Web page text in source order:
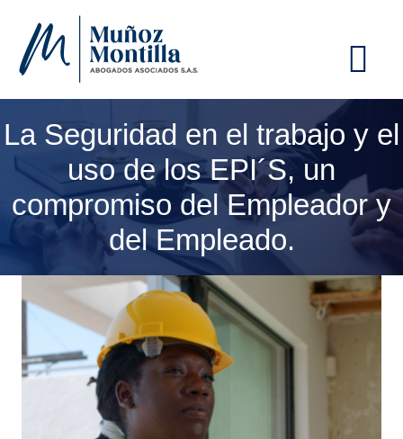
La Seguridad en el trabajo y el
uso de los EPI´S, un
compromiso del Empleador y
del Empleado.